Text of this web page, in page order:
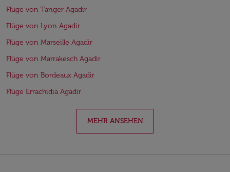
Flüge von Tanger Agadir
Flüge von Lyon Agadir
Flüge von Marseille Agadir
Flüge von Marrakesch Agadir
Flüge von Bordeaux Agadir
Flüge Errachidia Agadir
MEHR ANSEHEN